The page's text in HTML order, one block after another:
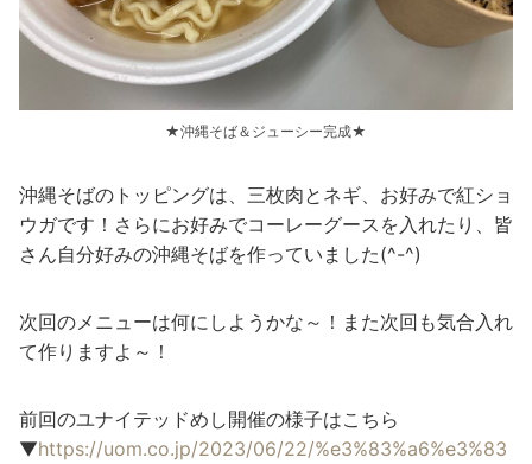
★沖縄そば＆ジューシー完成★
沖縄そばのトッピングは、三枚肉とネギ、お好みで紅ショ
ウガです！さらにお好みでコーレーグースを入れたり、皆
さん自分好みの沖縄そばを作っていました(^-^)
次回のメニューは何にしようかな～！また次回も気合入れ
て作りますよ～！
前回のユナイテッドめし開催の様子はこちら
▼https://uom.co.jp/2023/06/22/%e3%83%a6%e3%83